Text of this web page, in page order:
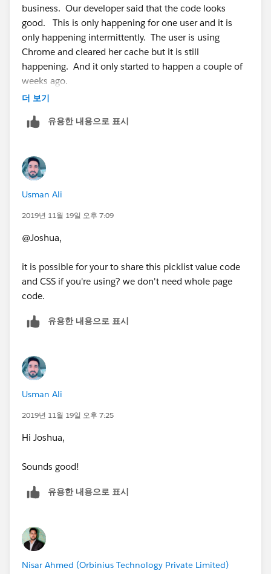
business. Our developer said that the code looks
good. This is only happening for one user and it is
only happening intermittently. The user is using
Chrome and cleared her cache but it is still
happening. And it only started to happen a couple of
weeks ago.
더 보기
유용한 내용으로 표시
Usman Ali
2019년 11월 19일 오후 7:09
@Joshua,
it is possible for your to share this picklist value code
and CSS if you're using? we don't need whole page
code.
유용한 내용으로 표시
Usman Ali
2019년 11월 19일 오후 7:25
Hi Joshua,
Sounds good!
유용한 내용으로 표시
Nisar Ahmed (Orbinius Technology Private Limited)